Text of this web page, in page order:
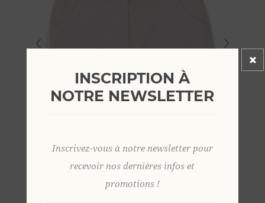
INSCRIPTION À
NOTRE NEWSLETTER
Inscrivez-vous à notre newsletter pour
recevoir nos dernières infos et
promotions !